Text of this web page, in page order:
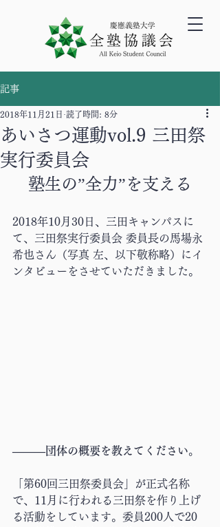
記事
あいさつ運動vol.9 三田祭
実行委員会
2018年11月21日 読了時間: 8分
塾生の”全力”を支える
2018年10月30日、三田キャンパスに
て、三田祭実行委員会 委員長の馬場永
希也さん（写真 左、以下敬称略）にイ
ンタビューをさせていただきました。
―――団体の概要を教えてください。
「第60回三田祭委員会」が正式名称
で、11月に行われる三田祭を作り上げ
る活動をしています。委員200人で20